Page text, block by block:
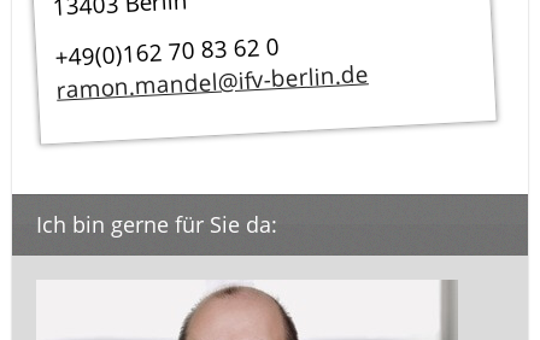
+49(0)162 70 83 62 0
ramon.mandel@ifv-berlin.de
Ich bin gerne für Sie da: